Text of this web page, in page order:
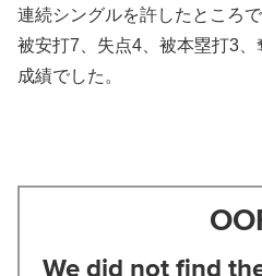
連続シングルを許したところ
被安打7、失点4、被本塁打3、
成績でした。